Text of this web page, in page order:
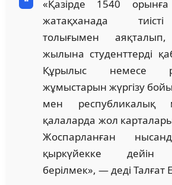
«Қазірде 1540
жатақханада
толығымен
жылына студенттерді
Құрылыс немесе
жұмыстарын жүргізу
мен
қалаларда жол
Жоспарланған
қыркүйекке дейін
берілмек», — деді Талғат